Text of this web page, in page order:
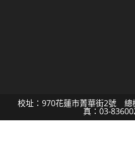
校址：970花蓮市菁華街2號
真：03-